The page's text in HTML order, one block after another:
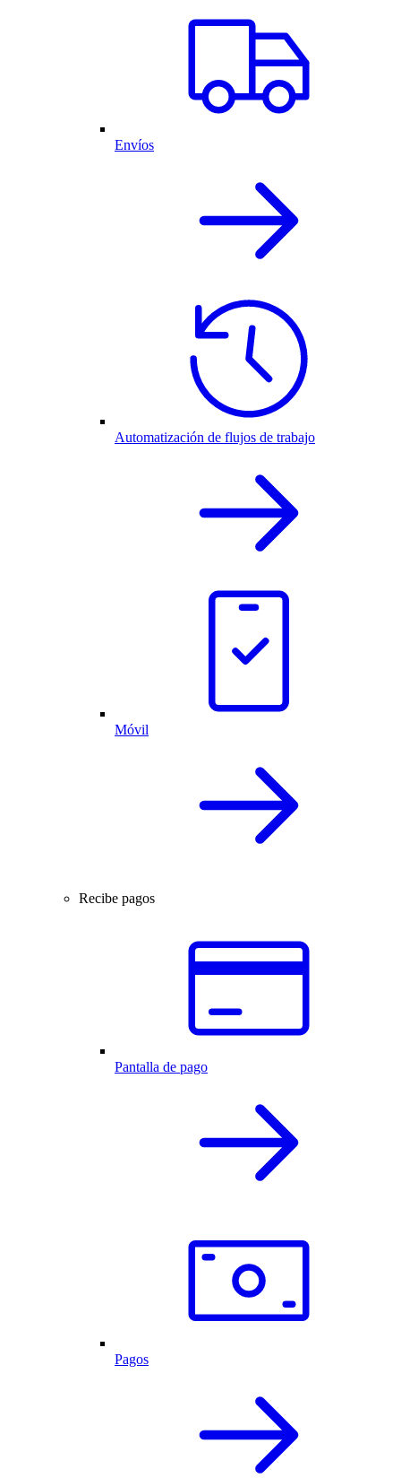
Envíos
Automatización de flujos de trabajo
Móvil
Recibe pagos
Pantalla de pago
Pagos